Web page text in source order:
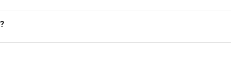
Evictal 400mg có thể làm tăng hiệu quả của các thuốc chống
tăng nguy cơ chảy máu, do cả hai cùng ức chế quá trình kết tập
đông máu của Vitamin K, kéo dài thời gian đông máu, và gia tăng